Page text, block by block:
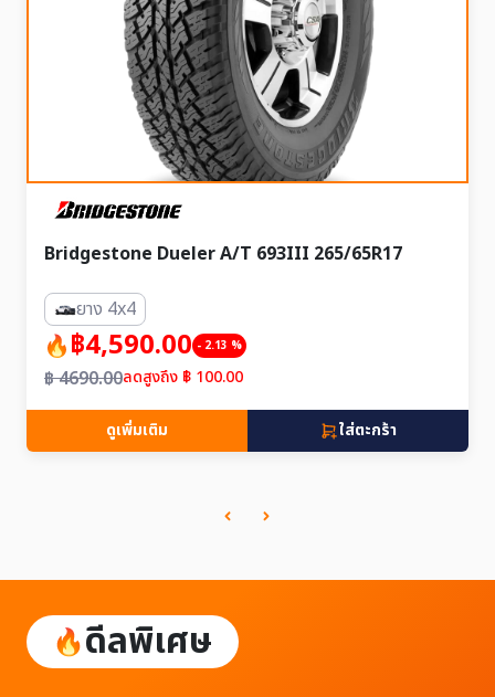
Bridgestone Dueler A/T 693III 265/65R17
ยาง 4x4
฿4,590.00 - 2.13 %
฿ 4690.00ลดสูงถึง ฿ 100.00
ดูเพิ่มเติม ใส่ตะกร้า
ดีลพิเศษ